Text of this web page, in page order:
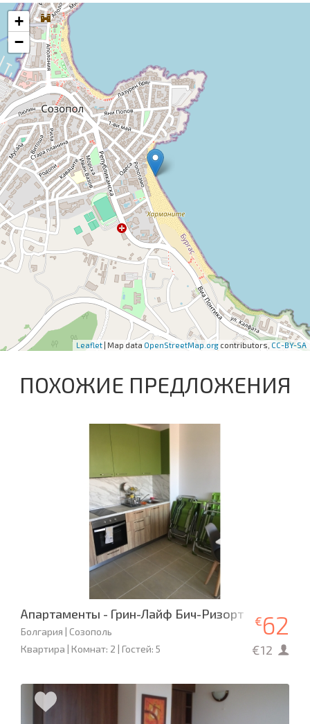
+
−
Leaflet | Map data OpenStreetMap.org contributors, CC-BY-SA
ПОХОЖИЕ ПРЕДЛОЖЕНИЯ
Апартаменты - Грин-Лайф Бич-Ризорт
Болгария | Созополь
Квартира | Комнат: 2 | Гостей: 5
€62
€12